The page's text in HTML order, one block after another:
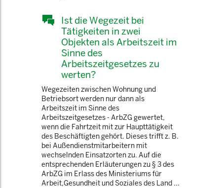
Ist die Wegezeit bei
Tätigkeiten in zwei
Objekten als Arbeitszeit im
Sinne des
Arbeitszeitgesetzes zu
werten?
Wegezeiten zwischen Wohnung und
Betriebsort werden nur dann als
Arbeitszeit im Sinne des
Arbeitszeitgesetzes - ArbZG gewertet,
wenn die Fahrtzeit mit zur Haupttätigkeit
des Beschäftigten gehört. Dieses trifft z. B.
bei Außendienstmitarbeitern mit
wechselnden Einsatzorten zu. Auf die
entsprechenden Erläuterungen zu § 3 des
ArbZG im Erlass des Ministeriums für
Arbeit,Gesundheit und Soziales des Land ...